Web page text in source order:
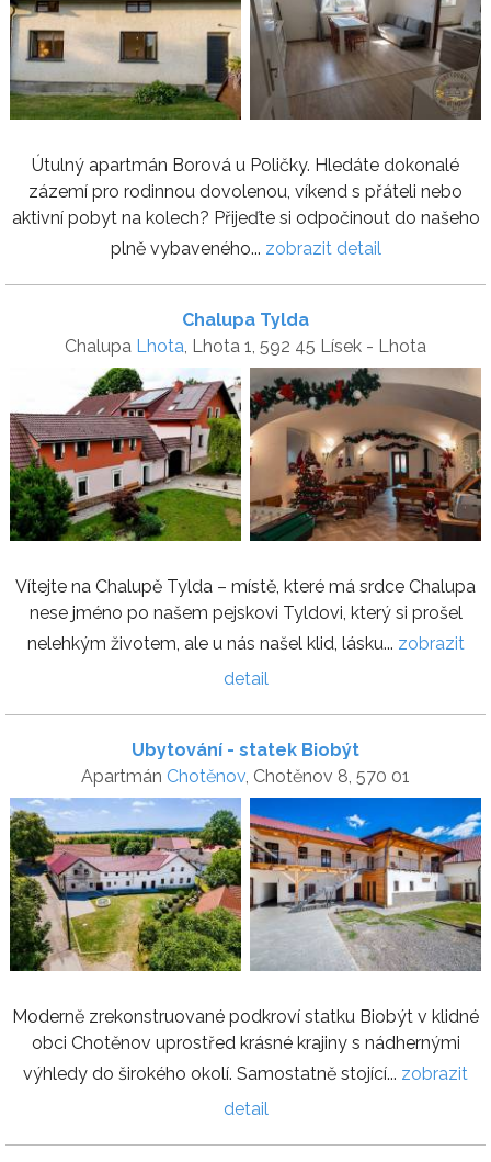
Útulný apartmán Borová u Poličky. Hledáte dokonalé
zázemí pro rodinnou dovolenou, víkend s přáteli nebo
aktivní pobyt na kolech? Přijeďte si odpočinout do našeho
plně vybaveného... zobrazit detail
Chalupa Tylda
Chalupa Lhota, Lhota 1, 592 45 Lísek - Lhota
Vítejte na Chalupě Tylda – místě, které má srdce Chalupa
nese jméno po našem pejskovi Tyldovi, který si prošel
nelehkým životem, ale u nás našel klid, lásku... zobrazit
detail
Ubytování - statek Biobýt
Apartmán Chotěnov, Chotěnov 8, 570 01
Moderně zrekonstruované podkroví statku Biobýt v klidné
obci Chotěnov uprostřed krásné krajiny s nádhernými
výhledy do širokého okolí. Samostatně stojící... zobrazit
detail